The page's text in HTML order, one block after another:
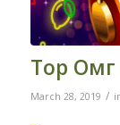
Тор Омг
March 28, 2019 /